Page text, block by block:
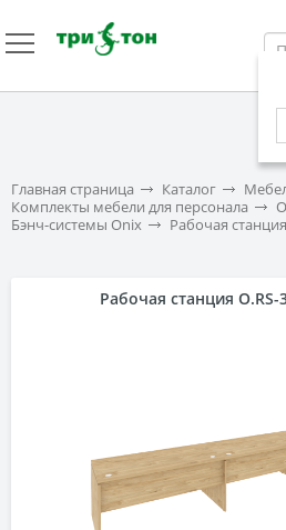
Главная страница Каталог
Комплекты мебели для персонала
Бэнч-системы Onix
Рабочая
Рабочая станция O.RS-